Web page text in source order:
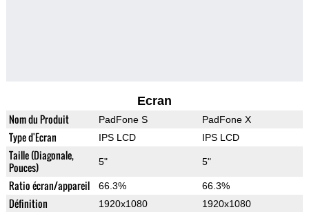
Ecran
Nom du Produit PadFone S PadFone X
Type d'Ecran IPS LCD IPS LCD
Taille (Diagonale,
Pouces)
5" 5"
Ratio écran/appareil 66.3% 66.3%
Définition 1920x1080 1920x1080